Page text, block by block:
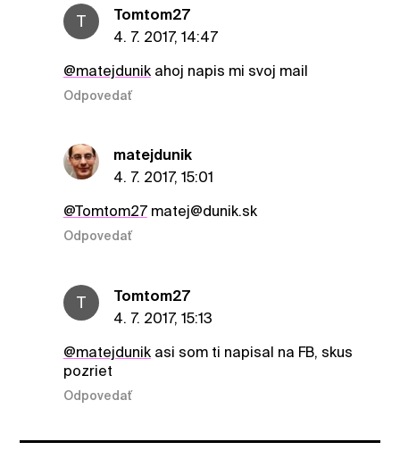
T
Tomtom27
4. 7. 2017, 14:47
@matejdunikahoj napis mi svoj mail
Odpovedať
matejdunik
4. 7. 2017, 15:01
@Tomtom27matej@dunik.sk
Odpovedať
T
Tomtom27
4. 7. 2017, 15:13
@matejdunikasi som ti napisal na FB, skus
pozriet
Odpovedať